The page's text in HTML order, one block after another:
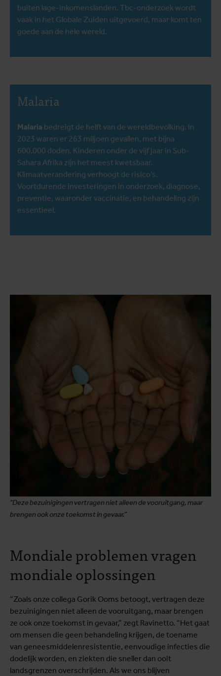
buiten lage-inkomenslanden. Tbc-onderzoek wordt
vaak in het Globale Zuiden uitgevoerd, maar komt ten
goede aan de hele wereld.
Malaria
Malaria bedreigt de helft van de wereldbevolking. In
2023 waren er 263 miljoen gevallen, met bijna
600.000 doden. Kinderen onder de vijf jaar in Sub-
Sahara Afrika zijn het meest kwetsbaar.
Klimaatverandering verhoogt de risico’s.
Voortdurende investeringen in onderzoek, diagnose,
preventie, waaronder vaccinatie, en behandeling zijn
essentieel.
"Deze bezuinigingen vertragen niet alleen de vooruitgang, maar
brengen ook onze toekomst in gevaar.”
Mondiale problemen vragen
mondiale oplossingen
“Zoals onze collega Gorik Ooms betoogt, vertragen deze
bezuinigingen niet alleen de vooruitgang, maar brengen
ze ook onze toekomst in gevaar,” zegt Ravinetto. “Het gaat
om mensen die geen behandeling krijgen, de toename
van geneesmiddelenresistentie, eenvoudige infecties die
dodelijk worden, en ziekten die sneller dan ooit
landsgrenzen overschrijden. Als we ons blijven